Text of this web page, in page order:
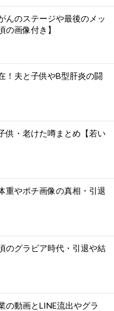
んのステージや最後のメッ
の画像付き】
！夫と子供やB型肝炎の闘
供・老けた噂まとめ【若い
重やポチ画像の真相・引退
のグラビア時代・引退や結
の動画とLINE流出やグラ